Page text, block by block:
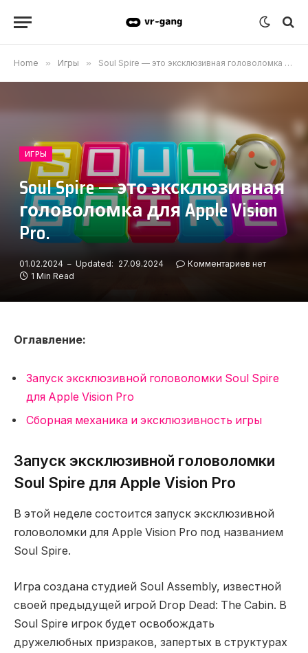
Home » Игры » Soul Spire — это эксклюзивная головоломка для Apple Vision Pro.
ИГРЫ
Soul Spire — это эксклюзивная
головоломка для Apple Vision
Pro.
01.02.2024 Updated: 27.09.2024
Комментариев нет
1 Min Read
Оглавление:
Запуск эксклюзивной головоломки Soul Spire
для Apple Vision Pro
Сборная механика и эксклюзивность игры
Запуск эксклюзивной головоломки
Soul Spire для Apple Vision Pro
В этой неделе состоится запуск эксклюзивной
головоломки для Apple Vision Pro под названием
Soul Spire.
Игра создана студией Soul Assembly, известной
своей предыдущей игрой Drop Dead: The Cabin. В
Soul Spire игрок будет освобождать
дружелюбных призраков, запертых в структурах